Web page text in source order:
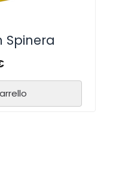
Spinera